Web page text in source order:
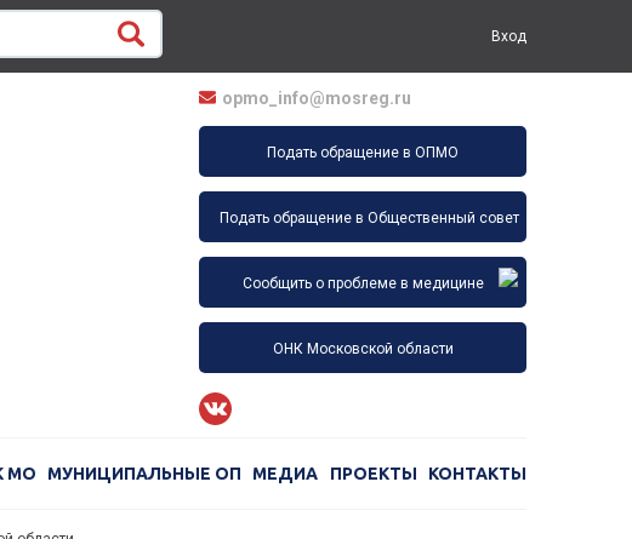
Вход
opmo_info@mosreg.ru
Подать обращение в ОПМО
Подать обращение в Общественный совет
Сообщить о проблеме в медицине
ОНК Московской области
МО МУНИЦИПАЛЬНЫЕ ОП МЕДИА ПРОЕКТЫ КОНТАКТЫ